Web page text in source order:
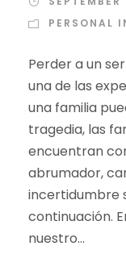
PERSONAL
Perder a un
una de las
una familia
tragedia, las
encuentran
abrumador,
incertidumbre
continuación.
nuestro...